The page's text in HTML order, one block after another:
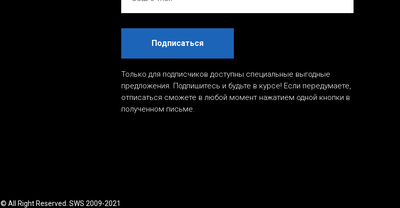
Подписаться
Только для подписчиков доступны специальные выгодные
предложения. Подпишитесь и будьте в курсе! Если передумаете,
отписаться сможете в любой момент нажатием одной кнопки в
полученном письме.
© All Right Reserved. SWS 2009-2021